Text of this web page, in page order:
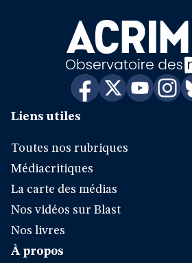
Liens utiles
Toutes nos rubriques
Médiacritiques
La carte des médias
Nos vidéos sur Blast
Nos livres
À propos